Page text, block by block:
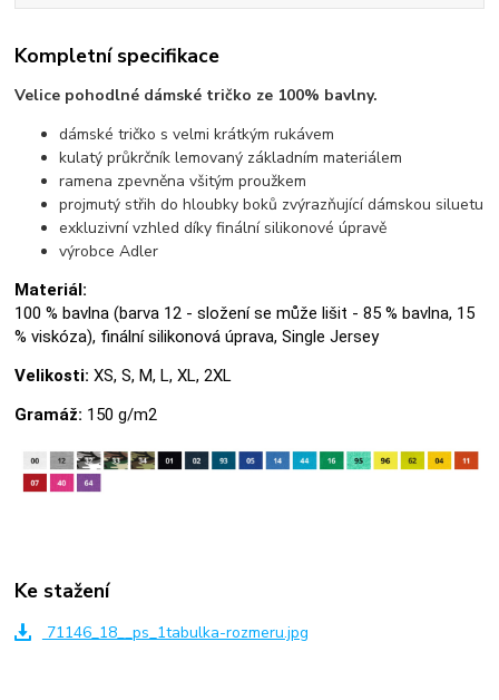
Kompletní specifikace
Velice pohodlné dámské tričko ze 100% bavlny.
dámské tričko s velmi krátkým rukávem
kulatý průkrčník lemovaný základním materiálem
ramena zpevněna všitým proužkem
projmutý střih do hloubky boků zvýrazňující dámskou siluetu
exkluzivní vzhled díky finální silikonové úpravě
výrobce Adler
Materiál:
100 % bavlna (barva 12 - složení se může lišit - 85 % bavlna, 15
% viskóza), finální silikonová úprava, Single Jersey
Velikosti: XS, S, M, L, XL, 2XL
Gramáž: 150 g/m2
Ke stažení
71146_18__ps_1tabulka-rozmeru.jpg